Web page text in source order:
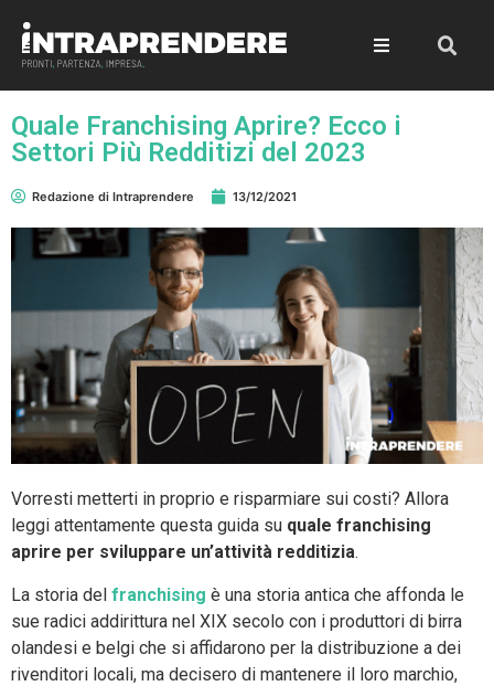
Quale Franchising Aprire? Ecco i
Settori Più Redditizi del 2023
Redazione di Intraprendere 13/12/2021
Vorresti metterti in proprio e risparmiare sui costi? Allora
leggi attentamente questa guida su quale franchising
aprire per sviluppare un’attività redditizia.
La storia del franchising è una storia antica che affonda le
sue radici addirittura nel XIX secolo con i produttori di birra
olandesi e belgi che si affidarono per la distribuzione a dei
rivenditori locali, ma decisero di mantenere il loro marchio,